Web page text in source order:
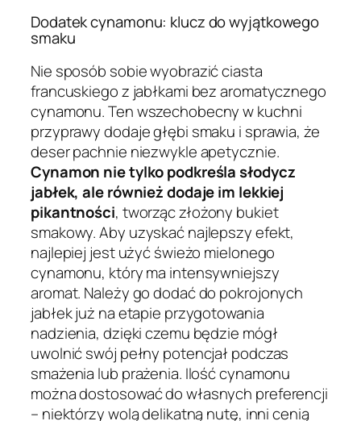
Dodatek cynamonu: klucz do wyjątkowego
smaku
Nie sposób sobie wyobrazić ciasta
francuskiego z jabłkami bez aromatycznego
cynamonu. Ten wszechobecny w kuchni
przyprawy dodaje głębi smaku i sprawia, że
deser pachnie niezwykle apetycznie.
Cynamon nie tylko podkreśla słodycz
jabłek, ale również dodaje im lekkiej
pikantności, tworząc złożony bukiet
smakowy. Aby uzyskać najlepszy efekt,
najlepiej jest użyć świeżo mielonego
cynamonu, który ma intensywniejszy
aromat. Należy go dodać do pokrojonych
jabłek już na etapie przygotowania
nadzienia, dzięki czemu będzie mógł
uwolnić swój pełny potencjał podczas
smażenia lub prażenia. Ilość cynamonu
można dostosować do własnych preferencji
– niektórzy wolą delikatną nutę, inni cenią